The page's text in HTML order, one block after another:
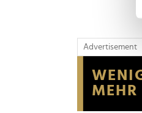
Advertisement